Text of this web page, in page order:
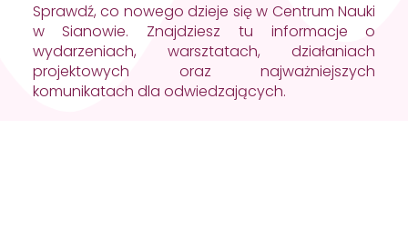
Sprawdź, co nowego dzieje się w Centrum Nauki
w Sianowie. Znajdziesz tu informacje o
wydarzeniach, warsztatach, działaniach
projektowych oraz najważniejszych
komunikatach dla odwiedzających.